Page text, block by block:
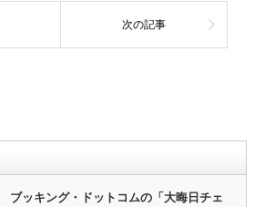
次の記事
ブッキング・ドットコムの「大晦日チェ